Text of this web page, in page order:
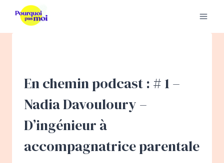
contenu
En chemin podcast : # 1 –
Nadia Davouloury –
D’ingénieur à
accompagnatrice parentale